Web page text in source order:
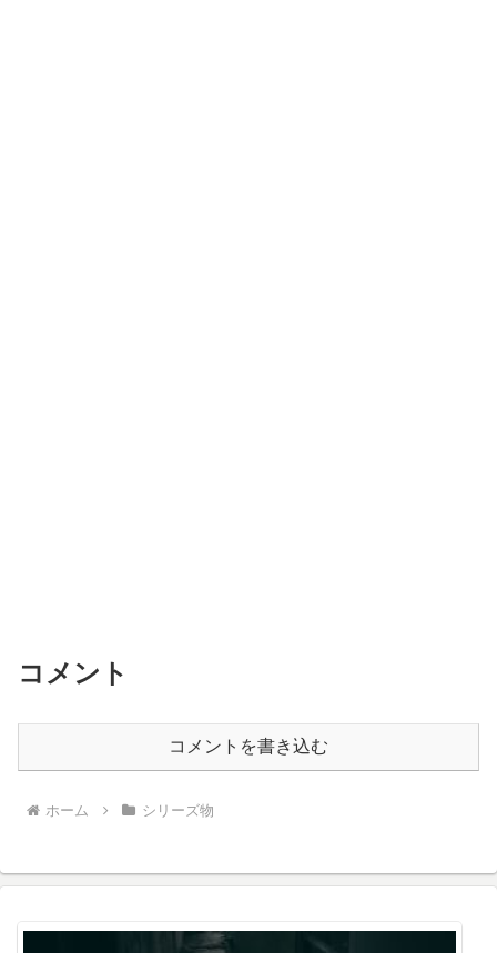
コメント
コメントを書き込む
ホーム シリーズ物